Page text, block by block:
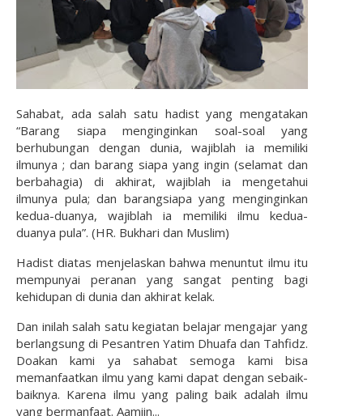
Sahabat, ada salah satu hadist yang mengatakan
“Barang siapa menginginkan soal-soal yang
berhubungan dengan dunia, wajiblah ia memiliki
ilmunya ; dan barang siapa yang ingin (selamat dan
berbahagia) di akhirat, wajiblah ia mengetahui
ilmunya pula; dan barangsiapa yang menginginkan
kedua-duanya, wajiblah ia memiliki ilmu kedua-
duanya pula”. (HR. Bukhari dan Muslim)
Hadist diatas menjelaskan bahwa menuntut ilmu itu
mempunyai peranan yang sangat penting bagi
kehidupan di dunia dan akhirat kelak.
Dan inilah salah satu kegiatan belajar mengajar yang
berlangsung di Pesantren Yatim Dhuafa dan Tahfidz.
Doakan kami ya sahabat semoga kami bisa
memanfaatkan ilmu yang kami dapat dengan sebaik-
baiknya. Karena ilmu yang paling baik adalah ilmu
yang bermanfaat. Aamiin...